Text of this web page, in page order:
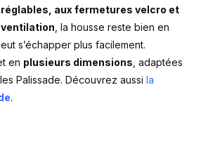
aux fermetures velcro et
, la housse reste bien en
s’échapper plus facilement.
en plusieurs dimensions , adaptées
Palissade. Découvrez aussi la
.